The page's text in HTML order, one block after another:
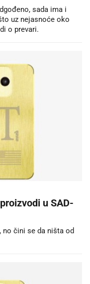
sada ima i
uz nejasnoće oko
o prevari.
u SAD-
no čini se da ništa od